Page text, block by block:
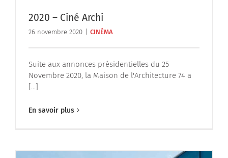
2020 – Ciné Archi
26 novembre 2020 CINÉMA
Suite aux annonces présidentielles du 25
Novembre 2020, la Maison de l'Architecture 74 a
[...]
En savoir plus